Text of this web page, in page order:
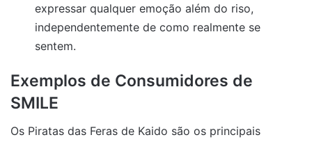
expressar qualquer emoção além do riso,
independentemente de como realmente se
sentem.
Exemplos de Consumidores de
SMILE
Os Piratas das Feras de Kaido são os principais